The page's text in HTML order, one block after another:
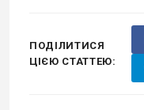
ПОДІЛИТИСЯ
ЦІЄЮ СТАТТЕЮ: